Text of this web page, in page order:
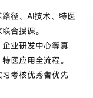
径、AI技术、特医
合授课。
业研发中心等真
医应用全流程。
考核优秀者优先